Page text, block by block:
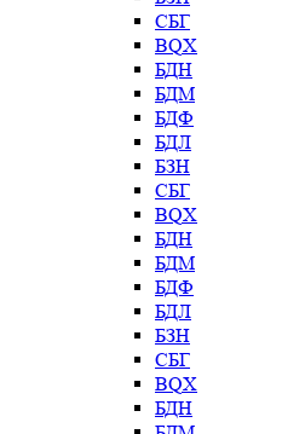
СБГ
BQX
БДН
БДМ
БДФ
БДЛ
БЗН
СБГ
BQX
БДН
БДМ
БДФ
БДЛ
БЗН
СБГ
BQX
БДН